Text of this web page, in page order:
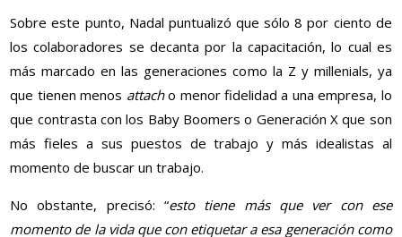
Sobre este punto, Nadal puntualizó que sólo 8 por ciento de
los colaboradores se decanta por la capacitación, lo cual es
más marcado en las generaciones como la Z y millenials, ya
que tienen menos attacho menor fidelidad a una empresa, lo
que contrasta con los Baby Boomers o Generación X que son
más fieles a sus puestos de trabajo y más idealistas al
momento de buscar un trabajo.
No obstante, precisó: “esto tiene más que ver con ese
momento de la vida que con etiquetar a esa generación como